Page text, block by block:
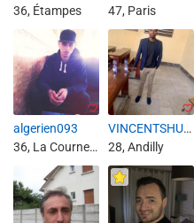
36, Étampes
47, Paris
algerien093
36, La Courneuve
VINCENTSHULUNGU
28, Andilly